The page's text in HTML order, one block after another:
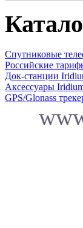
Спутниковые
Российские
Док-станции
Аксессуары
GPS/Glonass